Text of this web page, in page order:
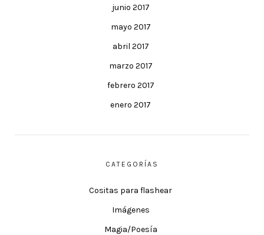
junio 2017
mayo 2017
abril 2017
marzo 2017
febrero 2017
enero 2017
CATEGORÍAS
Cositas para flashear
Imágenes
Magia/Poesía